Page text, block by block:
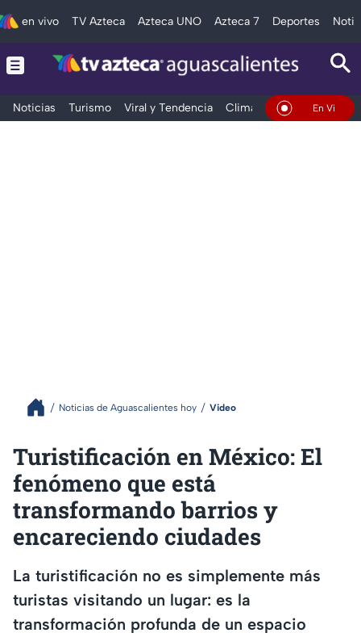
en vivo TV Azteca Azteca UNO Azteca 7 Deportes
Noticias Turismo Viral y Tendencia Clima DeportesEn Vivo
Noticias de Aguascalientes hoy Video
Turistificación en México: El
fenómeno que está
transformando barrios y
encareciendo ciudades
La turistificación no es simplemente más
turistas visitando un lugar: es la
transformación profunda de un espacio